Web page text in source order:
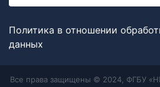
Политика в отношении
данных
Все права защищены © 2024, ФГБУ